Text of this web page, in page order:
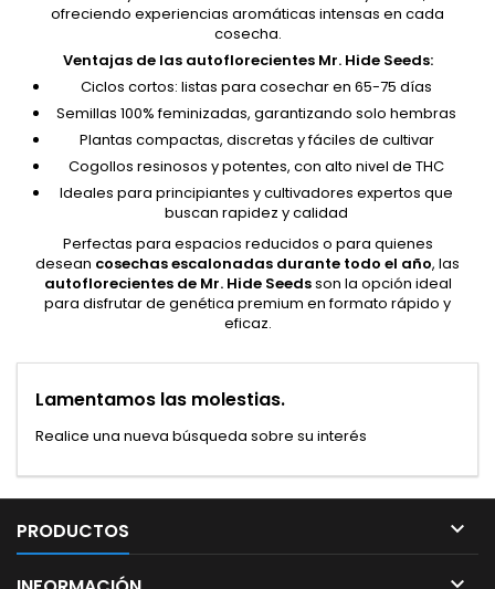
ofreciendo experiencias aromáticas intensas en cada
cosecha.
Ventajas de las autoflorecientes Mr. Hide Seeds:
Ciclos cortos: listas para cosechar en 65-75 días
Semillas 100% feminizadas, garantizando solo hembras
Plantas compactas, discretas y fáciles de cultivar
Cogollos resinosos y potentes, con alto nivel de THC
Ideales para principiantes y cultivadores expertos que
buscan rapidez y calidad
Perfectas para espacios reducidos o para quienes
desean cosechas escalonadas durante todo el año, las
autoflorecientes de Mr. Hide Seedsson la opción ideal
para disfrutar de genética premium en formato rápido y
eficaz.
Lamentamos las molestias.
Realice una nueva búsqueda sobre su interés
PRODUCTOS 